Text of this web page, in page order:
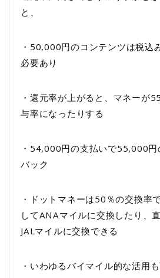
と、
・50,000円のコンテンツは税込
必要あり
・還元率が上がると、マネーが
与率になったりする
・54,000円の支払いで55,000円
バック
・ドットマネーは50％の交換率
してANAマイルに交換したり、
JALマイルに交換できる
・いわゆるバイマイル的な活用